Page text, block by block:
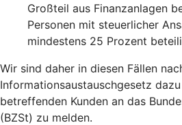
Großteil aus Finanzanlagen
Personen mit steuerlicher
mindestens 25 Prozent
Wir sind daher in diesen Fällen
Informations­austausch­gesetz
betreffenden Kunden an das
(BZSt) zu melden.